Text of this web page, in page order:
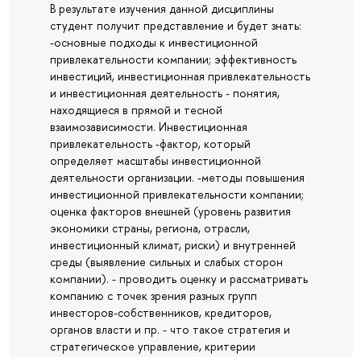
В результате изучения данной дисциплины
студент получит представление и будет знать:
-основные подходы к инвестиционной
привлекательности компании; эффективность
инвестиций, инвестиционная привлекательность
и инвестиционная деятельность - понятия,
находящиеся в прямой и тесной
взаимозависимости. Инвестиционная
привлекательность -фактор, который
определяет масштабы инвестиционной
деятельности организации. -методы повышения
инвестиционной привлекательности компании;
оценка факторов внешней (уровень развития
экономики страны, региона, отрасли,
инвестиционный климат, риски) и внутренней
среды (выявление сильных и слабых сторон
компании). - проводить оценку и рассматривать
компанию с точек зрения разных групп
инвесторов-собственников, кредиторов,
органов власти и пр. - что такое стратегия и
стратегическое управление, критерии